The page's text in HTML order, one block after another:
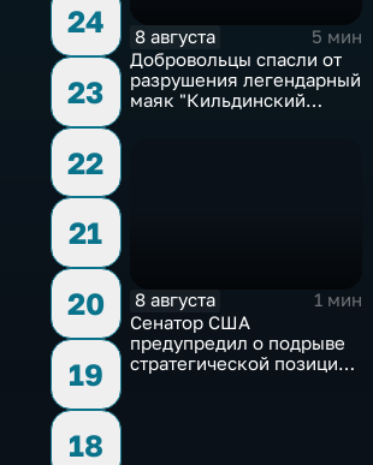
24
23
22
21
20
19
18
8 августа
5 мин
Добровольцы спасли от
разрушения легендарный
маяк "Кильдинский
8 августа
1 мин
Сенатор США
предупредил о подрыве
стратегической позиции